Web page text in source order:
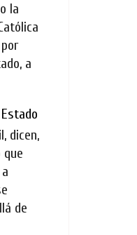
la
a
dicen,
que
de